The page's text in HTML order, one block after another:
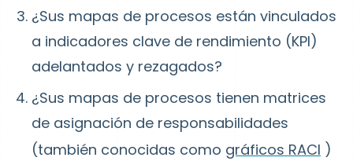
¿Sus mapas de procesos están vinculados
a indicadores clave de rendimiento (KPI)
adelantados y rezagados?
¿Sus mapas de procesos tienen matrices
de asignación de responsabilidades
(también conocidas como gráficos RACI )